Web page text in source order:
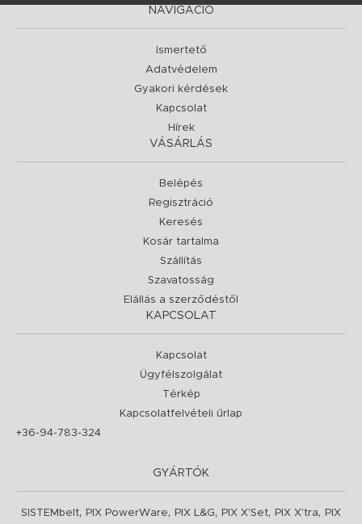
NAVIGÁCIÓ
Ismertető
Adatvédelem
Gyakori kérdések
Kapcsolat
Hírek
VÁSÁRLÁS
Belépés
Regisztráció
Keresés
Kosár tartalma
Szállítás
Szavatosság
Elállás a szerződéstől
KAPCSOLAT
Kapcsolat
Ügyfélszolgálat
Térkép
Kapcsolatfelvételi űrlap
+36-94-783-324
GYÁRTÓK
SISTEMbelt, PIX PowerWare, PIX L&G, PIX X'Set, PIX X'tra,
PIX